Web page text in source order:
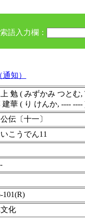
語入力欄：
知）
勉 ( みずかみ つとむ,
建華 ( り けんか, ---- ----
伝〔十一〕
こうでん11
101(R)
化